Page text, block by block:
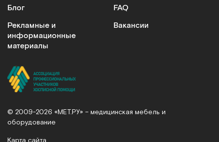
Блог
Рекламные и
информационные
материалы
FAQ
Вакансии
© 2009-2026 «МЕТ.РУ» – медицинская мебель и
оборудование
Карта сайта